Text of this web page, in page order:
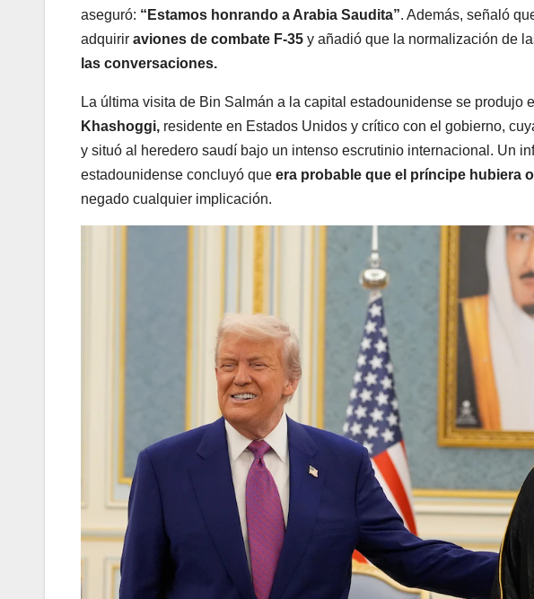
aseguró: “Estamos honrando a Arabia Saudita”. Además, señaló
adquirir aviones de combate F-35 y añadió que la normalización de
las conversaciones.
La última visita de Bin Salmán a la capital estadounidense se produjo
Khashoggi, residente en Estados Unidos y crítico con el gobierno,
y situó al heredero saudí bajo un intenso escrutinio internacional. Un
estadounidense concluyó que era probable que el príncipe hubiera
negado cualquier implicación.